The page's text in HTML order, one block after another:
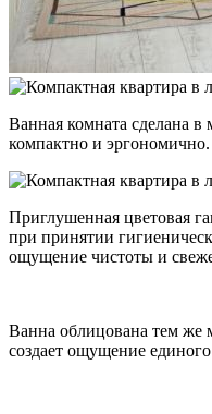
Ванная комната сделана
компактно и эргономично.
Приглушенная цветовая
при принятии
ощущение чистоты и
Ванна облицована тем же
создает ощущение